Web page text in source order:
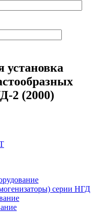
установка
2 (2000)
серии НГД